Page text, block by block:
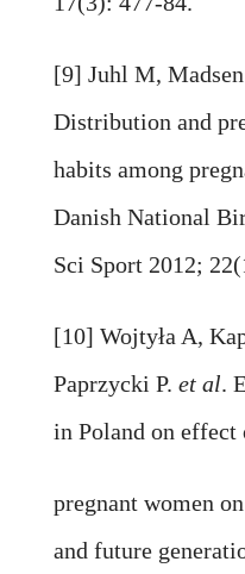
[9] Juhl M,
Distribution and
habits among
Danish National
Sci Sport 2012;
[10] Wojtyła A,
Paprzycki P. et al.
in Poland on
pregnant women
and future